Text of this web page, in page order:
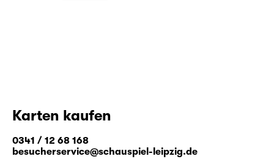
Karten kaufen
0341 / 12 68 168
besucherservice@schauspiel-leipzig.de